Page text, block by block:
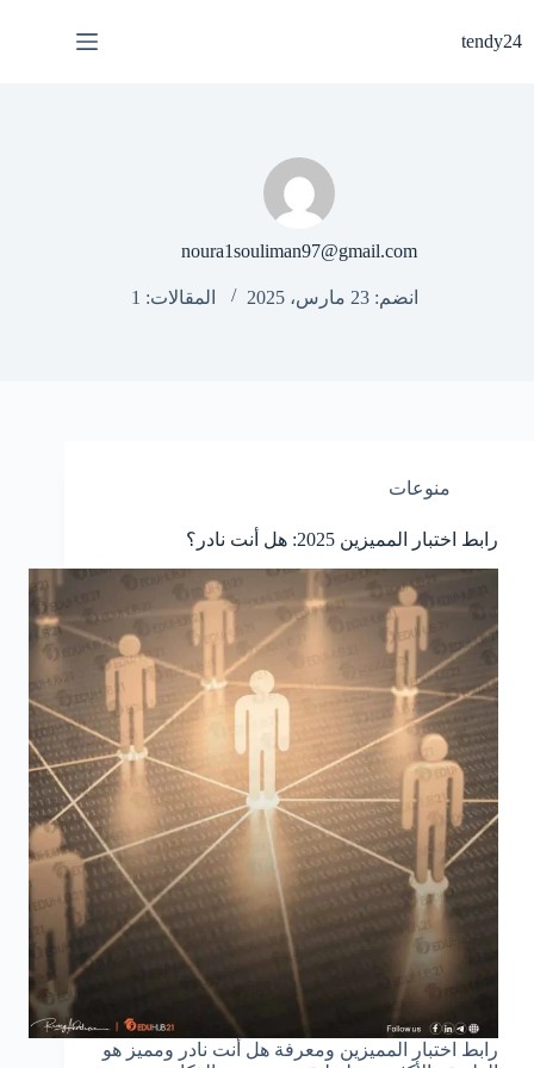
إلى
المحتوى
tendy24
noura1souliman97@gmail.com
انضم: 23 مارس، 2025 المقالات: 1
منوعات
رابط اختبار المميزين 2025: هل أنت نادر؟
رابط اختبار المميزين ومعرفة هل أنت نادر ومميز هو